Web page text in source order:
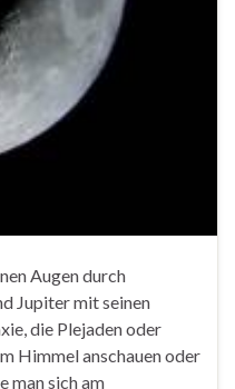
Augen durch
Jupiter mit seinen
die Plejaden oder
Himmel anschauen oder
man sich am